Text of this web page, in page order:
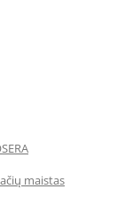
maistas